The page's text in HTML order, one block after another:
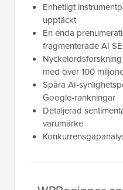
Enhetligt
upptäckt
En enda
fragmenterade AI
med över 100
Spåra AI-
Google-rankningar
Detaljerad
varumärke